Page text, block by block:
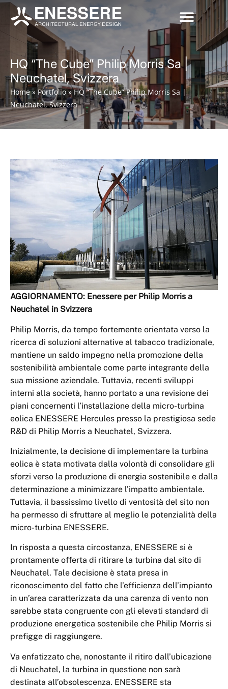
HQ “The Cube” Philip Morris Sa |
Neuchatel, Svizzera
Home» Portfolio»HQ “The Cube” Philip Morris Sa |
Neuchatel, Svizzera
AGGIORNAMENTO: Enessere per Philip Morris a
Neuchatel in Svizzera
Philip Morris, da tempo fortemente orientata verso la
ricerca di soluzioni alternative al tabacco tradizionale,
mantiene un saldo impegno nella promozione della
sostenibilità ambientale come parte integrante della
sua missione aziendale. Tuttavia, recenti sviluppi
interni alla società, hanno portato a una revisione dei
piani concernenti l’installazione della micro-turbina
eolica ENESSERE Hercules presso la prestigiosa sede
R&D di Philip Morris a Neuchatel, Svizzera.
Inizialmente, la decisione di implementare la turbina
eolica è stata motivata dalla volontà di consolidare gli
sforzi verso la produzione di energia sostenibile e dalla
determinazione a minimizzare l’impatto ambientale.
Tuttavia, il bassissimo livello di ventosità del sito non
ha permesso di sfruttare al meglio le potenzialità della
micro-turbina ENESSERE.
In risposta a questa circostanza, ENESSERE si è
prontamente offerta di ritirare la turbina dal sito di
Neuchatel. Tale decisione è stata presa in
riconoscimento del fatto che l’efficienza dell’impianto
in un’area caratterizzata da una carenza di vento non
sarebbe stata congruente con gli elevati standard di
produzione energetica sostenibile che Philip Morris si
prefigge di raggiungere.
Va enfatizzato che, nonostante il ritiro dall’ubicazione
di Neuchatel, la turbina in questione non sarà
destinata all’obsolescenza. ENESSERE sta